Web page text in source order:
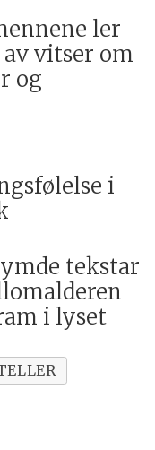
ler
vitser om
og
i
tekstar
i lyset